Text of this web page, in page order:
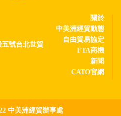
號台北世貿
關於
中美洲經貿動態
自由貿易協定
FTA商機
新聞
CATO官網
中美洲經貿辦事處